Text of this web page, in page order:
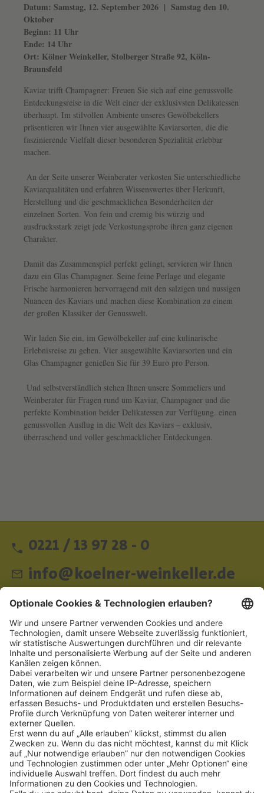
Datum: Samstag, 12. September 2026 | Samstag den 10.
Oktober
Beginn: 11 Uhr
Ende: 14 Uhr
Ort: Kölner Weinkeller, Stolberger Straße 92, Köln-
Braunsfeld
Kaviar trifft Champagner: Freuen Sie sich auf eine genussvolle
Entdeckungsreise in die Welt einer der exklusivsten Delikatessen
überhaupt. Im stilvollen Ambiente unseres Gewölbekellers
präsentieren wir Ihnen vier ausgewählte Kaviarsorten, die die
faszinierende Vielfalt dieser besonderen Spezialität erlebbar
machen.
An der Seite unserer Weinberater verkosten Sie unterschiedliche
Kaviarqualitäten und erfahren Wissenswertes über Herkunft,
Herstellung und die geschmacklichen Besonderheiten der
einzelnen Sorten. Von fein und cremig bis würzig und
ausdrucksstark zeigt jede Verkostungsprobe ihren ganz eigenen
Charakter.
Damit das Zusammenspiel perfekt gelingt, servieren wir Ihnen
dazu ein Glas Champagner. Seine feine Perlage und elegante
Frische harmonieren hervorragend mit den salzigen und nussigen
Nuancen des Kaviars und machen diese Kombination zu einem
der großen Klassiker der Genusswelt.
Wir laden Sie ein, im Gewölbekeller auf eine kulinarische
Erlebnisreise zu gehen. Vier ausgewählte Kaviarsorten und ein
Glas Champagner genießen Sie für 39 Euro pro Person.
Und selbstverständlich stehen Ihnen unsere Sommeliers und
Weinberater für Fragen rund um Kaviar, Champagner und die
perfekte Kombination beider Delikatessen zur Verfügung. einen
genussvollen Ausflug in die Welt des Kaviars – exklusiv,
überraschend und voller geschmacklicher Entdeckungen.
0221 / 13 97 28 - 0
info@koelner-weinkeller.de
Schnellzugriff
ZAHLUNGSMETHODEN
SOCIAL
NEWSLETTER
BESUCHEN SIE UNS